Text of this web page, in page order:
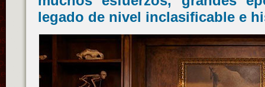
legado de nivel inclasificable e